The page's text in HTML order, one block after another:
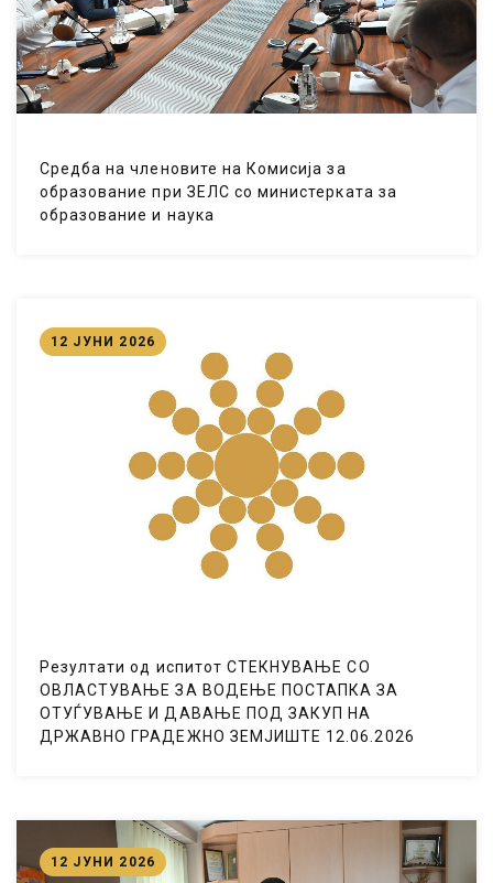
Средба на членовите на Комисија за
образование при ЗЕЛС со министерката за
образование и наука
Резултати од испитот СТЕКНУВАЊЕ СО
ОВЛАСТУВАЊЕ ЗА ВОДЕЊЕ ПОСТАПКА ЗА
ОТУЃУВАЊЕ И ДАВАЊЕ ПОД ЗАКУП НА
ДРЖАВНО ГРАДЕЖНО ЗЕМЈИШТЕ 12.06.2026
12 ЈУНИ 2026
12 ЈУНИ 2026